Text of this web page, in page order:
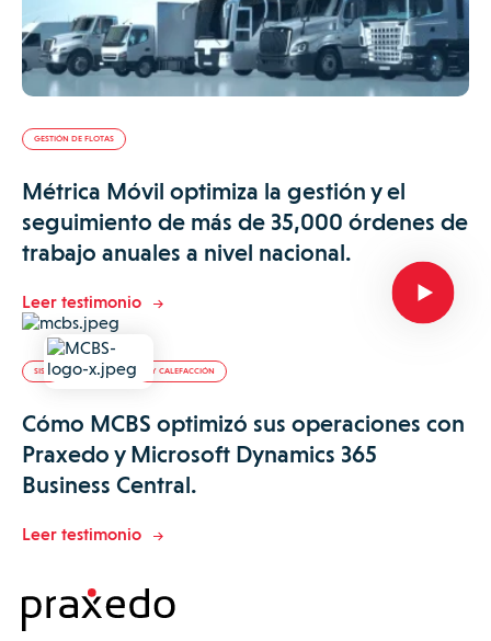
GESTIÓN DE FLOTAS
Métrica Móvil optimiza la gestión y el
seguimiento de más de 35,000 órdenes de
trabajo anuales a nivel nacional.
Leer testimonio
SISTEMAS DE CLIMATIZACIÓN Y CALEFACCIÓN
Cómo MCBS optimizó sus operaciones con
Praxedo y Microsoft Dynamics 365
Business Central.
Leer testimonio